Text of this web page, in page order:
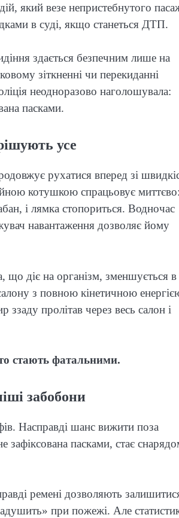
який везе непристебнутого
в суді, якщо станеться ДТП.
здається безпечним лише на
зіткненні чи перекиданні
неодноразово наголошувала:
пасками.
усе
рухатися вперед зі
котушкою спрацьовує миттєво:
і лямка стопориться. Водночас
навантаження дозволяє йому
що діє на організм, зменшується в
з повною кінетичною
пролітав через весь салон і
стають фатальними.
забобони
Насправді шанс вижити поза
зафіксована пасками, стає
ремені дозволяють
при пожежі. Але